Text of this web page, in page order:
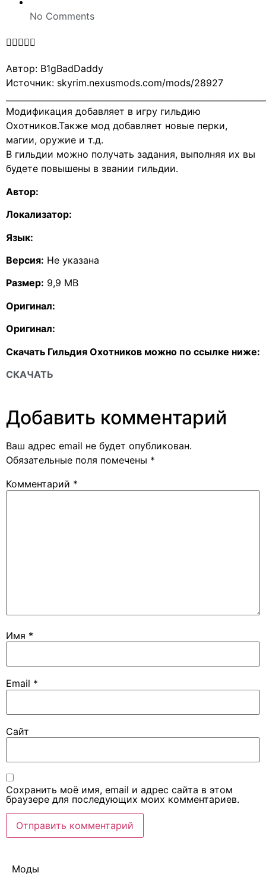
No Comments

Автор: B1gBadDaddy
Источник: skyrim.nexusmods.com/mods/28927
Модификация добавляет в игру гильдию
Охотников.Также мод добавляет новые перки,
магии, оружие и т.д.
В гильдии можно получать задания, выполняя их вы
будете повышены в звании гильдии.
Автор:
Локализатор:
Язык:
Версия: Не указана
Размер: 9,9 MB
Оригинал:
Оригинал:
Скачать Гильдия Охотников можно по ссылке ниже:
СКАЧАТЬ
Добавить комментарий
Ваш адрес email не будет опубликован.
Обязательные поля помечены *
Комментарий *
Имя *
Email *
Сайт
Сохранить моё имя, email и адрес сайта в этом
браузере для последующих моих комментариев.
Моды